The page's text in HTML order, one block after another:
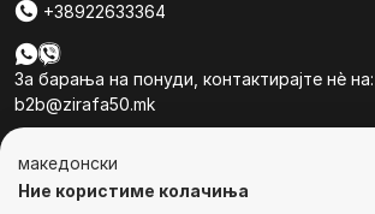
+38922633364
За барања на понуди, контактирајте нѐ на:
b2b@zirafa50.mk
македонски
Ние користиме колачиња